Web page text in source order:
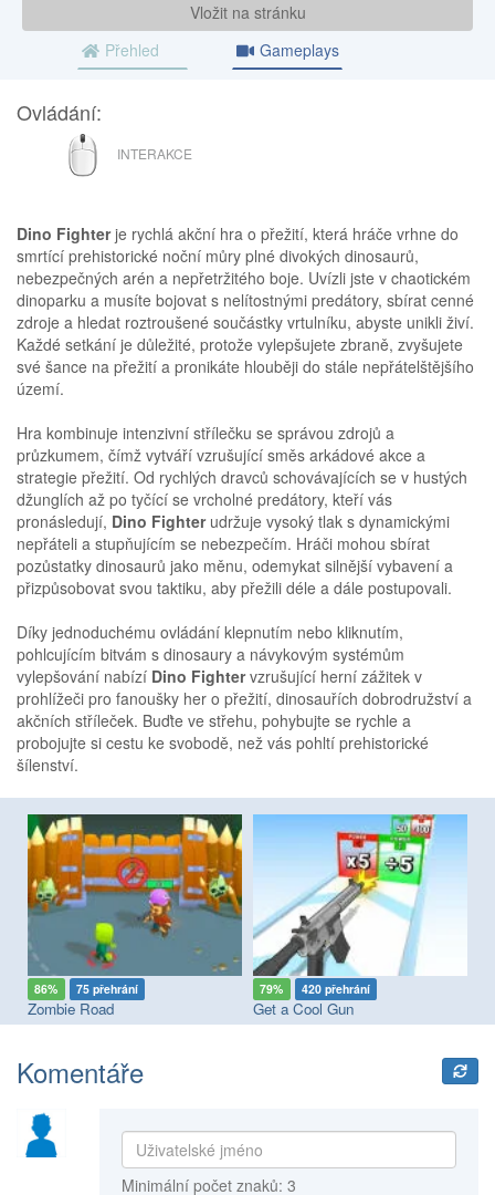
Vložit na stránku
Přehled
Gameplays
Ovládání:
MYŠ
INTERAKCE
Dino Fighterje rychlá akční hra o přežití, která hráče vrhne do
smrtící prehistorické noční můry plné divokých dinosaurů,
nebezpečných arén a nepřetržitého boje. Uvízli jste v chaotickém
dinoparku a musíte bojovat s nelítostnými predátory, sbírat cenné
zdroje a hledat roztroušené součástky vrtulníku, abyste unikli živí.
Každé setkání je důležité, protože vylepšujete zbraně, zvyšujete
své šance na přežití a pronikáte hlouběji do stále nepřátelštějšího
území.
Hra kombinuje intenzivní střílečku se správou zdrojů a
průzkumem, čímž vytváří vzrušující směs arkádové akce a
strategie přežití. Od rychlých dravců schovávajících se v hustých
džunglích až po tyčící se vrcholné predátory, kteří vás
pronásledují, Dino Fighterudržuje vysoký tlak s dynamickými
nepřáteli a stupňujícím se nebezpečím. Hráči mohou sbírat
pozůstatky dinosaurů jako měnu, odemykat silnější vybavení a
přizpůsobovat svou taktiku, aby přežili déle a dále postupovali.
Díky jednoduchému ovládání klepnutím nebo kliknutím,
pohlcujícím bitvám s dinosaury a návykovým systémům
vylepšování nabízí Dino Fightervzrušující herní zážitek v
prohlížeči pro fanoušky her o přežití, dinosauřích dobrodružství a
akčních stříleček. Buďte ve střehu, pohybujte se rychle a
probojujte si cestu ke svobodě, než vás pohltí prehistorické
šílenství.
86% 75 přehrání
Zombie Road
79% 420 přehrání
Get a Cool Gun
Komentáře
Minimální počet znaků: 3